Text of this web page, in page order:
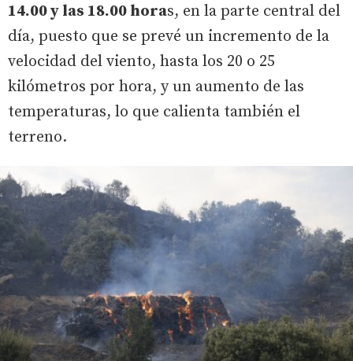
14.00 y las 18.00 horas, en la parte central del
día, puesto que se prevé un incremento de la
velocidad del viento, hasta los 20 o 25
kilómetros por hora, y un aumento de las
temperaturas, lo que calienta también el
terreno.